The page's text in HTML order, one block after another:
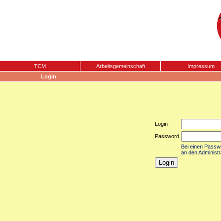
TCM Arbeitsgemeinschaft
Impressum
Login
Login
Password
Bei einen
an den